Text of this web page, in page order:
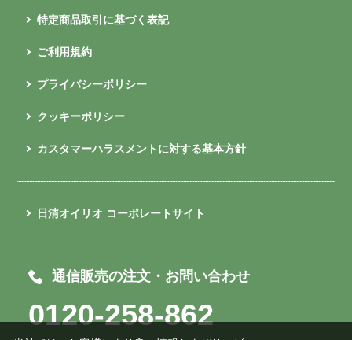
特定商品取引に基づく表記
ご利用規約
プライバシーポリシー
クッキーポリシー
カスタマーハラスメントに対する基本方針
日清オイリオ コーポレートサイト
通信販売の注文・お問い合わせ
0120-258-862